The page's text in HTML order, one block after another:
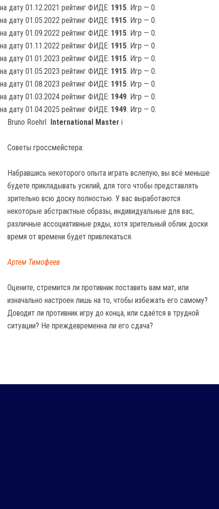
на дату 01.12.2021 рейтинг ФИДЕ: 1915. Игр — 0.
на дату 01.05.2022 рейтинг ФИДЕ: 1915. Игр — 0.
на дату 01.09.2022 рейтинг ФИДЕ: 1915. Игр — 0.
на дату 01.11.2022 рейтинг ФИДЕ: 1915. Игр — 0.
на дату 01.01.2023 рейтинг ФИДЕ: 1915. Игр — 0.
на дату 01.05.2023 рейтинг ФИДЕ: 1915. Игр — 0.
на дату 01.08.2023 рейтинг ФИДЕ: 1915. Игр — 0.
на дату 01.03.2024 рейтинг ФИДЕ: 1949. Игр — 0.
на дату 01.04.2025 рейтинг ФИДЕ: 1949. Игр — 0.
Bruno Roehrl International Master i
Советы гроссмейстера:
Набравшись некоторого опыта играть вслепую, вы всё меньше
будете прикладывать усилий, для того чтобы представлять
зрительно всю доску полностью. У вас выработаются
некоторые абстрактные образы, индивидуальные для вас,
различные ассоциативные ряды, хотя зрительный облик доски
время от времени будет привлекаться.
Артем Тимофеев
Оцените, стремится ли противник поставить вам мат, или
изначально настроен лишь на то, чтобы избежать его самому?
Доводит ли противник игру до конца, или сдаётся в трудной
ситуации? Не преждевременна ли его сдача?